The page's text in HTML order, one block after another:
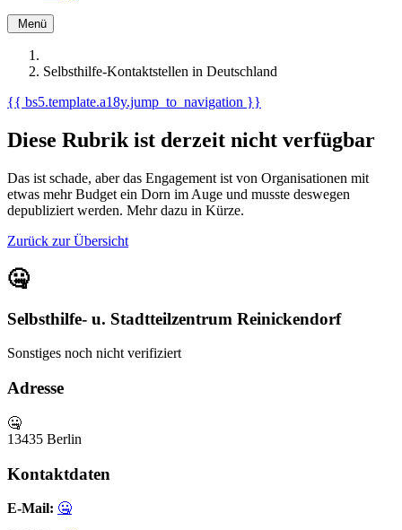
Menü
Selbsthilfe-Kontaktstellen in Deutschland
{{ bs5.template.a18y.jump_to_navigation }}
Diese Rubrik ist derzeit nicht verfügbar
Das ist schade, aber das Engagement ist von Organisationen mit
etwas mehr Budget ein Dorn im Auge und musste deswegen
depubliziert werden. Mehr dazu in Kürze.
Zurück zur Übersicht
🤐
Selbsthilfe- u. Stadtteilzentrum Reinickendorf
Sonstiges noch nicht verifiziert
Adresse
🤐
13435 Berlin
Kontaktdaten
E-Mail: 🤐